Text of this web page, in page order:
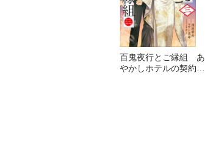
百鬼夜行とご縁組 あ
やかしホテルの契約夫